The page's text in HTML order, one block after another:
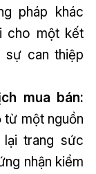
pháp khác
cho một kết
sự can thiệp
mua bán:
từ một nguồn
lại trang sức
nhận kiểm